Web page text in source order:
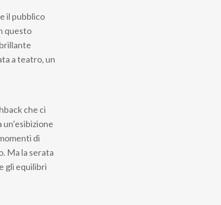
il pubblico
questo
a teatro, un
che ci
di
Ma la serata
gli equilibri